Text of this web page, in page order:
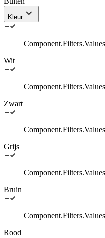
Kleur
Wit
Zwart
Grijs
Bruin
Rood